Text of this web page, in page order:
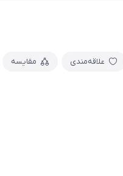
علاقه‌مندی مقایسه